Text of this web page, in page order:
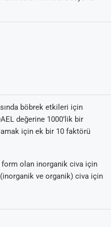
böbrek etkileri için
değerine 1000’lik bir
için ek bir 10 faktörü
form olan inorganik civa için
ve organik) civa için